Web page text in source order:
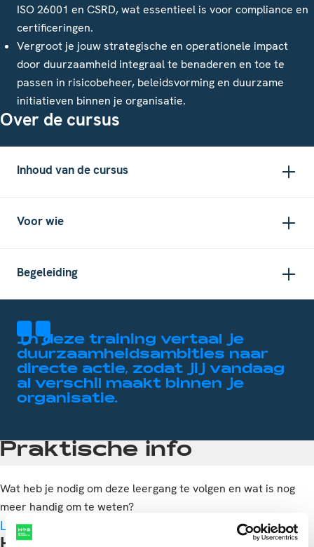
ISO 26001 en CSRD, wat essentieel is voor compliance en
certificeringen.
Vergroot je jouw strategische en operationele impact
door duurzaamheid integraal te benaderen en toe te
passen in risicobeheer, beleidsvorming en duurzame
initiatieven binnen je organisatie.
Over de cursus
Inhoud van de cursus
Voor wie
Begeleiding
In deze training vertaal je
duurzaamheids­ambities naar
directe actie, zodat jij vandaag
al verschil maakt binnen je
organisatie.
Praktische info
Wat heb je nodig om deze leergang te volgen en wat is nog
meer handig om te weten?
Lees meer